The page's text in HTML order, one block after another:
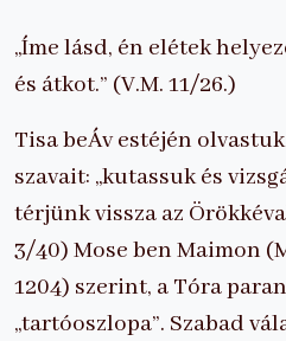
„Íme lásd, én elétek
és átkot.” (V.M. 11/26.)
Tisa beÁv estéjén
szavait: „kutassuk és
térjünk vissza az
3/40) Mose ben Maimon
1204) szerint, a Tóra
„tartóoszlopa”. Szabad